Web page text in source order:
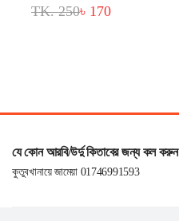
TK. 250৳ 170
যে কোন আরবি/উর্দু কিতাবের জন্য কল করুন
কুতুবখানায়ে জামেয়া 01746991593